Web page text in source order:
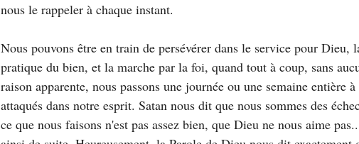
nous le rappeler à chaque instant.
Nous pouvons être en train de persévérer dans le service pour Dieu,
pratique du bien, et la marche par la foi, quand tout à coup, sans
raison apparente, nous passons une journée ou une semaine entière à
attaqués dans notre esprit. Satan nous dit que nous sommes des
ce que nous faisons n'est pas assez bien, que Dieu ne nous aime